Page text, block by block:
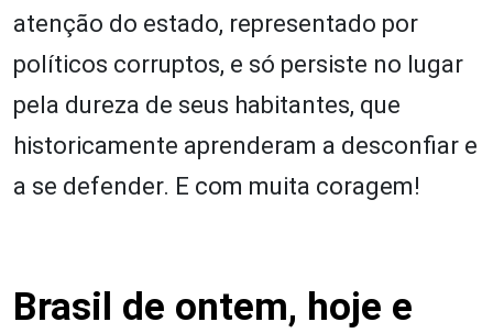
atenção do estado, representado por
políticos corruptos, e só persiste no lugar
pela dureza de seus habitantes, que
historicamente aprenderam a desconfiar e
a se defender. E com muita coragem!
Brasil de ontem, hoje e